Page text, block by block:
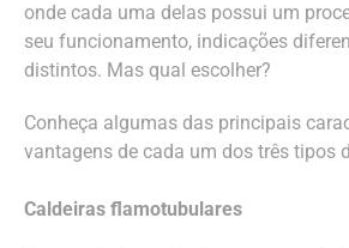
onde cada uma delas possui um
seu funcionamento, indicações
distintos. Mas qual escolher?
Conheça algumas das principais
vantagens de cada um dos três tipos
Caldeiras flamotubulares